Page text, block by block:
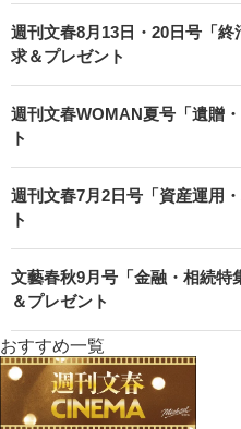
週刊文春8月13日・20日号「
求＆プレゼント
週刊文春WOMAN夏号「遺贈
ト
週刊文春7月2日号「資産運用
ト
文藝春秋9月号「金融・相続特
＆プレゼント
おすすめ一覧